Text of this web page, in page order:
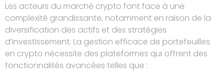
Les acteurs du marché crypto font face à une
complexité grandissante, notamment en raison de la
diversification des actifs et des stratégies
d’investissement. La gestion efficace de portefeuilles
en crypto nécessite des plateformes qui offrent des
fonctionnalités avancées telles que :